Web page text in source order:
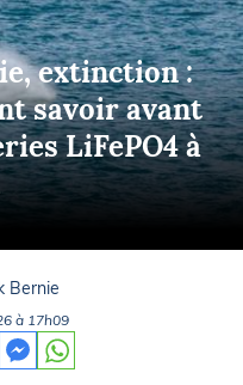
extinction :
savoir avant
LiFePO4 à
Bernie
à 17h09